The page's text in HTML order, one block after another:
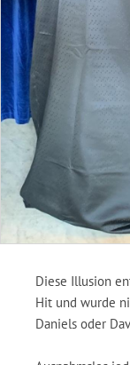
Diese Illusion
Hit und wurde
Daniels oder